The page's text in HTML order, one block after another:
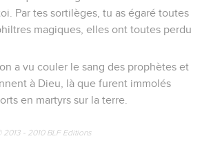
Par tes sortilèges, tu as égaré toutes
magiques, elles ont toutes perdu
a vu couler le sang des prophètes et
à Dieu, là que furent immolés
en martyrs sur la terre.
2013 - 2010 BLF Editions